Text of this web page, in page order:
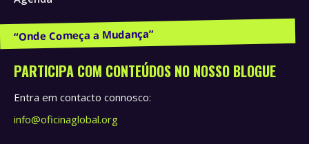
Publicações e Recursos
PARTICIPA COM CONTEÚDOS NO NOSSO BLOGUE
Entra em contacto connosco:
info@oficinaglobal.org